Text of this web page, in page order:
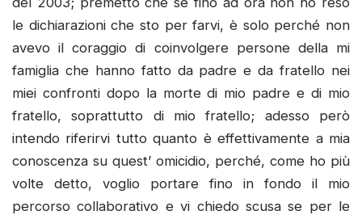
le dichiarazioni che sto per farvi, è solo perché non
avevo il coraggio di coinvolgere persone della mi
famiglia che hanno fatto da padre e da fratello nei
miei confronti dopo la morte di mio padre e di mio
fratello, soprattutto di mio fratello; adesso però
intendo riferirvi tutto quanto è effettivamente a mia
conoscenza su quest’ omicidio, perché, come ho più
volte detto, voglio portare fino in fondo il mio
percorso collaborativo e vi chiedo scusa se per le